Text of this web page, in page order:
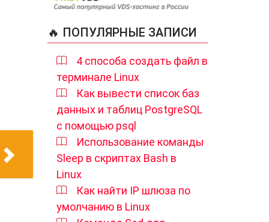
🔥 ПОПУЛЯРНЫЕ ЗАПИСИ
4 способа создать файл в
терминале Linux
Как вывести список баз
данных и таблиц PostgreSQL
с помощью psql
Использование команды
Sleep в скриптах Bash в
Linux
Как найти IP шлюза по
умолчанию в Linux